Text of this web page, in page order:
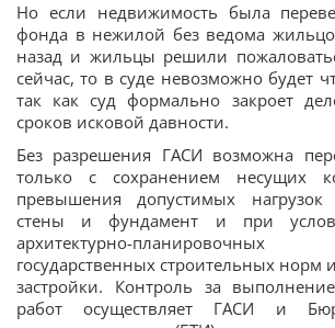
Но если недвижимость была
фонда в нежилой без ведома
назад и жильцы решили
сейчас, то в суде невозможно будет
так как суд формально закроет
сроков исковой давности.
Без разрешения ГАСИ возможна
только с сохранением несущих
превышения допустимых
стены и фундамент и при
архитектурно-
государственных строительных норм
застройки. Контроль за
работ осуществляет ГАСИ и